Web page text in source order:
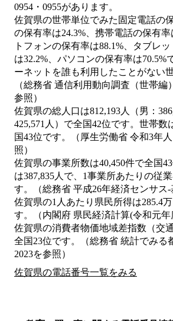
0954・0955があります。
佐賀県の世帯単位でみた固定電話の
の保有率は24.3%、携帯電話の保有率
トフォンの保有率は88.1%、タブレ
は32.2%、パソコンの保有率は70.5%
ーネットを誰も利用したことがない
（総務省 通信利用動向調査（世帯編
参照）
佐賀県の総人口は812,193人（男：
425,571人）で全国42位です。世帯数
国43位です。（厚生労働省 令和3年
照）
佐賀県の事業所数は40,450件で全国
は387,835人で、1事業所あたりの従
す。（総務省 平成26年経済センサス‐
佐賀県の1人あたり県民所得は285.4
す。（内閣府 県民経済計算(令和元年
佐賀県の消費者物価地域差指数（交
全国23位です。（総務省 統計でみる
2023を参照）
佐賀県の電話番号一覧をみる